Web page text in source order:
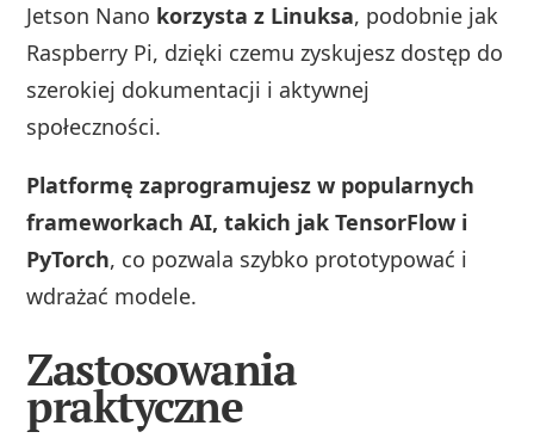
Jetson Nano korzysta z Linuksa, podobnie jak
Raspberry Pi, dzięki czemu zyskujesz dostęp do
szerokiej dokumentacji i aktywnej
społeczności.
Platformę zaprogramujesz w popularnych
frameworkach AI, takich jak TensorFlow i
PyTorch, co pozwala szybko prototypować i
wdrażać modele.
Zastosowania
praktyczne